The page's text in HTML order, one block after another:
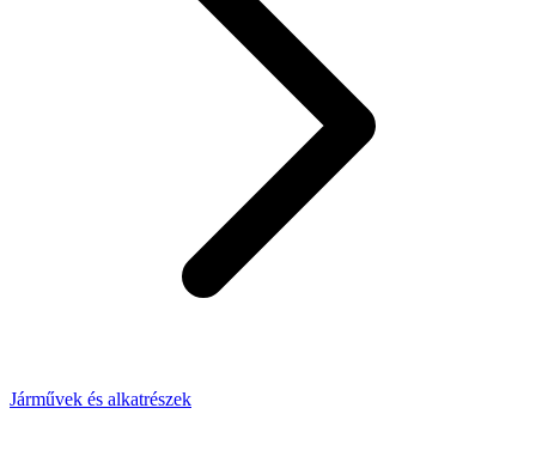
Járművek és alkatrészek